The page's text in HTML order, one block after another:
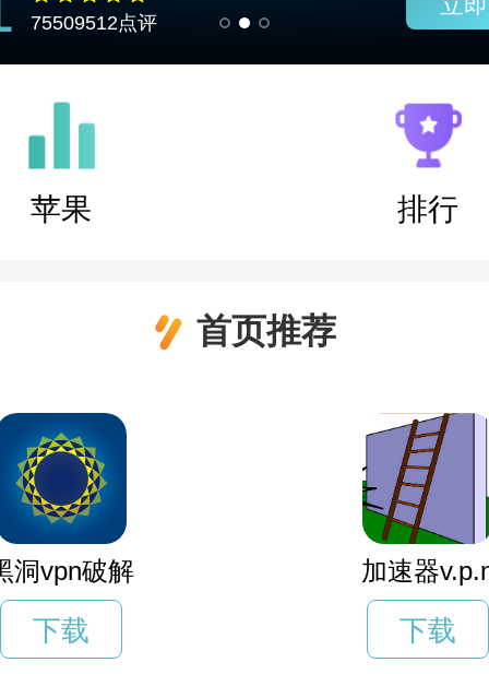
75509512点评
苹果 排行
首页推荐
洞vpn破解
下载
加速器
下载